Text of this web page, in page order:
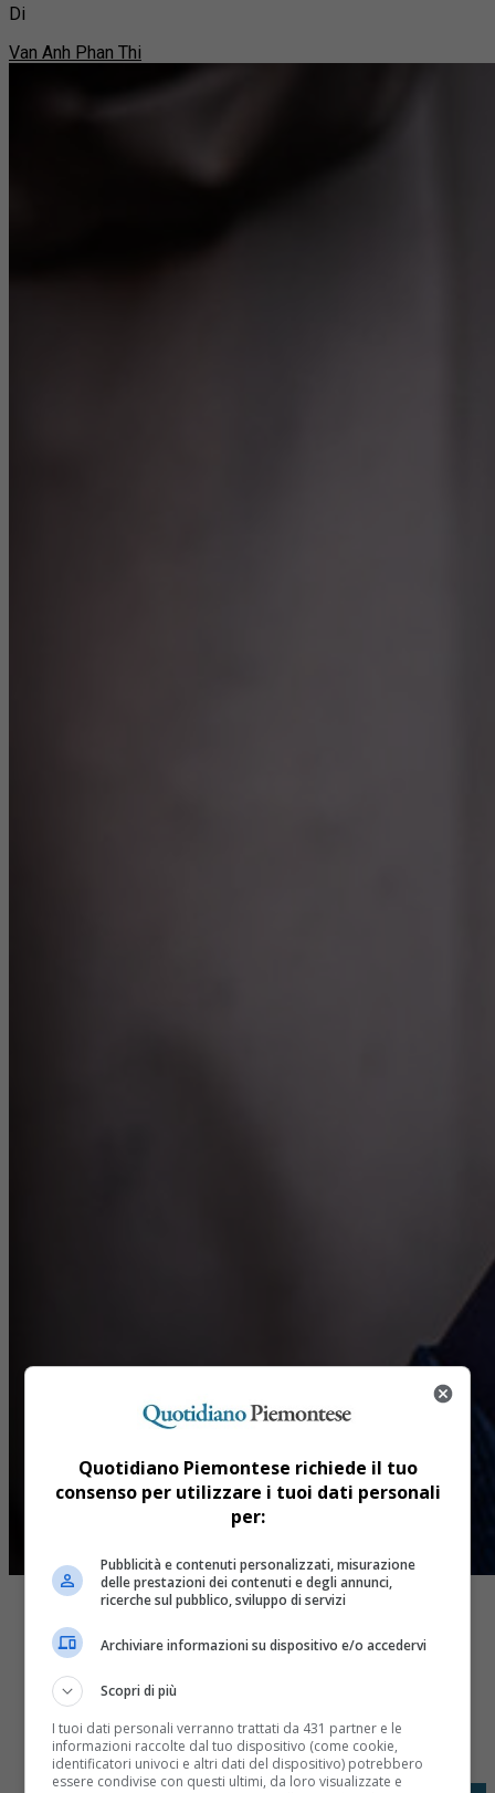
Di
Van Anh Phan Thi
Share
Tweet
Quotidiano Piemontese richiede il tuo
consenso per utilizzare i tuoi dati personali
per:
Pubblicità e contenuti personalizzati, misurazione
delle prestazioni dei contenuti e degli annunci,
ricerche sul pubblico, sviluppo di servizi
Archiviare informazioni su dispositivo e/o accedervi
Scopri di più
I tuoi dati personali verranno trattati da 431 partner e le
informazioni raccolte dal tuo dispositivo (come cookie,
identificatori univoci e altri dati del dispositivo) potrebbero
essere condivise con questi ultimi, da loro visualizzate e